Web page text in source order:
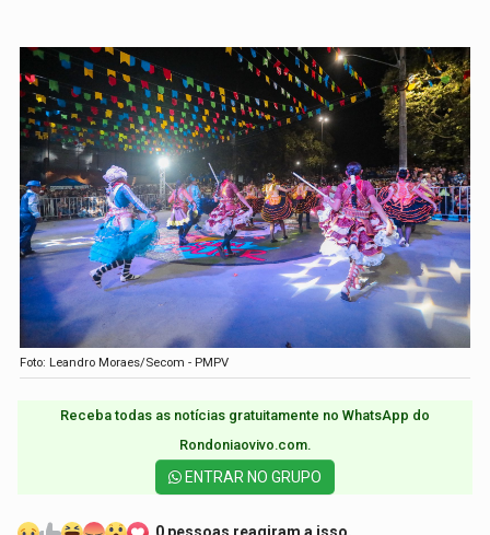
Foto: Leandro Moraes/Secom - PMPV
Receba todas as notícias gratuitamente no WhatsApp do
Rondoniaovivo.com.​
ENTRAR NO GRUPO